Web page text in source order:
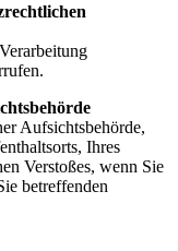
Aufsichtsbehörde,
Ihres
Verstoßes, wenn Sie
betreffenden